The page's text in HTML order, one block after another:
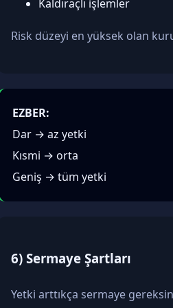
Kaldıraçlı işlemler
Risk düzeyi en yüksek olan
EZBER:
Dar → az yetki
Kısmi → orta
Geniş → tüm yetki
6) Sermaye Şartları
Yetki arttıkça sermaye